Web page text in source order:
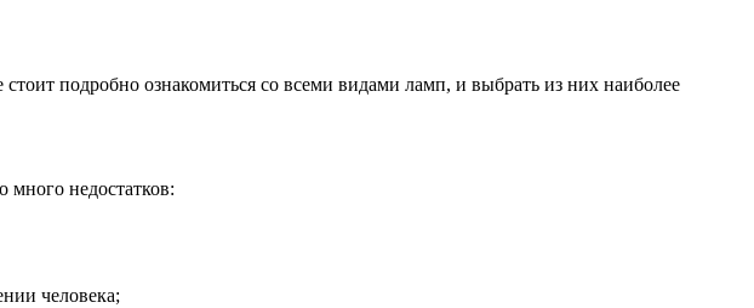
подробно ознакомиться со всеми видами ламп, и выбрать из них наиболее
много недостатков:
человека;